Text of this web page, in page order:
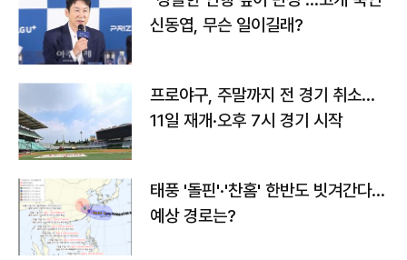
신동엽, 무슨 일이길래?
프로야구, 주말까지 전 경기 취소…
11일 재개·오후 7시 경기 시작
태풍 '돌핀'·'찬홈' 한반도 빗겨간다…
예상 경로는?